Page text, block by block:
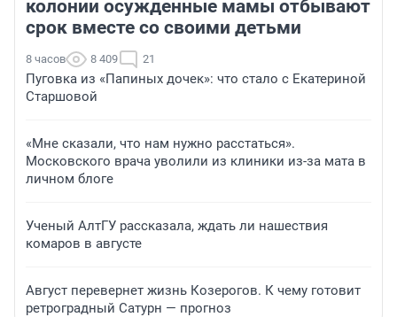
колонии осужденные мамы отбывают
срок вместе со своими детьми
8 часов 8 409 21
Пуговка из «Папиных дочек»: что стало с Екатериной
Старшовой
«Мне сказали, что нам нужно расстаться».
Московского врача уволили из клиники из-за мата в
личном блоге
Ученый АлтГУ рассказала, ждать ли нашествия
комаров в августе
Август перевернет жизнь Козерогов. К чему готовит
ретроградный Сатурн — прогноз